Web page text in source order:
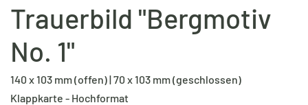
Trauerbild "Bergmotiv
No. 1"
140 x 103 mm (offen) | 70 x 103 mm (geschlossen)
Klappkarte - Hochformat